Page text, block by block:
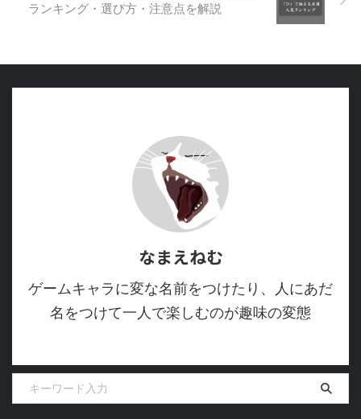
ランキング・選び方・注意点を解説
なまえねむ
ゲームキャラに変な名前をつけたり、人にあだ
名をつけて一人で楽しむのが趣味の変態